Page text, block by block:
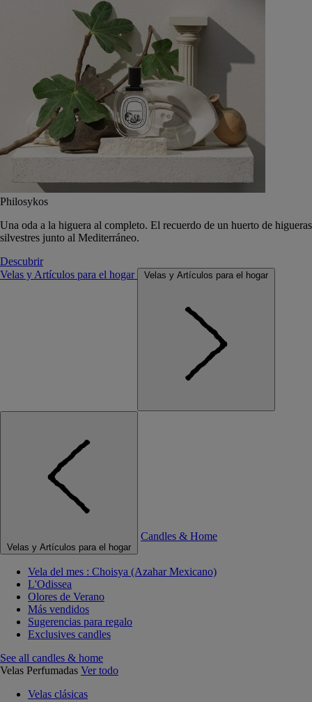
Philosykos
Una oda a la higuera al completo. El recuerdo de un huerto de higueras
silvestres junto al Mediterráneo.
Descubrir
Velas y Artículos para el hogar
Velas y Artículos para el hogar
Velas y Artículos para el hogar
Candles & Home
Vela del mes : Choisya (Azahar Mexicano)
L'Odissea
Olores de Verano
Más vendidos
Sugerencias para regalo
Exclusives candles
See all candles & home
Velas Perfumadas Ver todo
Velas clásicas